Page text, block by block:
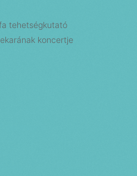
tehetségkutató
koncertje